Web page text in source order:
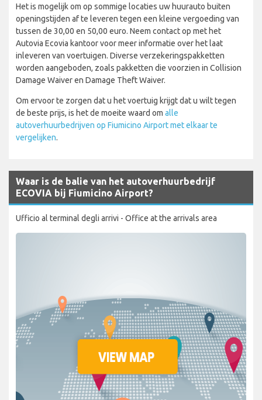
Het is mogelijk om op sommige locaties uw huurauto buiten
openingstijden af te leveren tegen een kleine vergoeding van
tussen de 30,00 en 50,00 euro. Neem contact op met het
Autovia Ecovia kantoor voor meer informatie over het laat
inleveren van voertuigen. Diverse verzekeringspakketten
worden aangeboden, zoals pakketten die voorzien in Collision
Damage Waiver en Damage Theft Waiver.
Om ervoor te zorgen dat u het voertuig krijgt dat u wilt tegen
de beste prijs, is het de moeite waard om alle
autoverhuurbedrijven op Fiumicino Airport met elkaar te
vergelijken.
Waar is de balie van het autoverhuurbedrijf
ECOVIA bij Fiumicino Airport?
Ufficio al terminal degli arrivi - Office at the arrivals area